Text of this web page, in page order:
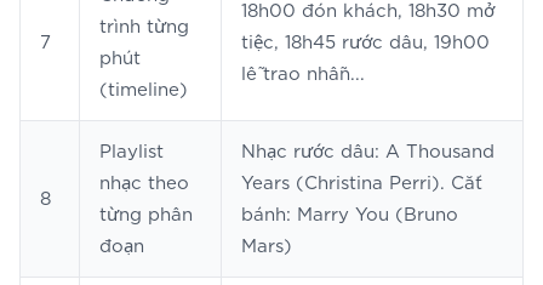
7
trình từng
phút
(timeline)
18h00 đón khách, 18h30 mở
tiệc, 18h45 rước dâu, 19h00
lễ trao nhẫn...
8
Playlist
nhạc theo
từng phân
đoạn
Nhạc rước dâu: A Thousand
Years (Christina Perri). Cắt
bánh: Marry You (Bruno
Mars)